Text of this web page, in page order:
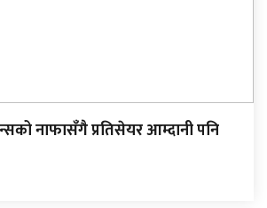
नाफासँगै प्रतिसेयर आम्दानी पनि